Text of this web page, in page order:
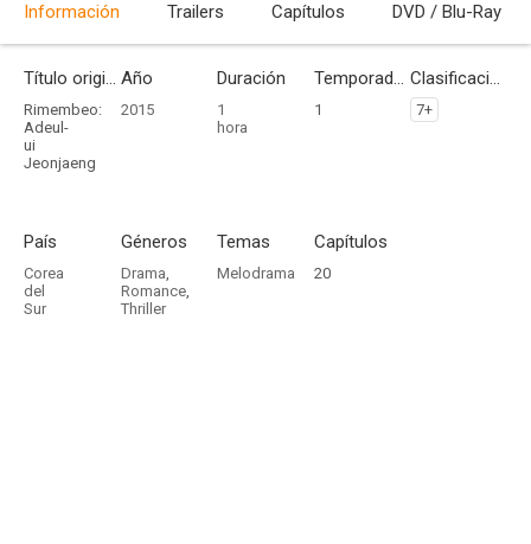
Información Trailers Capítulos DVD / Blu-Ray
Título original
Rimembeo:
Adeul-
ui
Jeonjaeng
Año
2015
Duración
1
hora
Temporadas
1
Clasificación por edades
7+
País
Corea
del
Sur
Géneros
Drama,
Romance,
Thriller
Temas
Melodrama
Capítulos
20